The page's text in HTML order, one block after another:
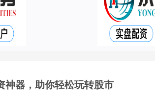
神器，助你轻松玩转股市